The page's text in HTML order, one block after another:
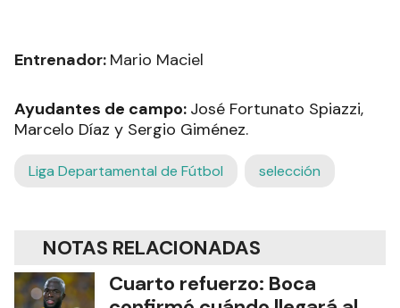
Entrenador: Mario Maciel
Ayudantes de campo: José Fortunato Spiazzi,
Marcelo Díaz y Sergio Giménez.
Liga Departamental de Fútbol selección
NOTAS RELACIONADAS
Cuarto refuerzo: Boca